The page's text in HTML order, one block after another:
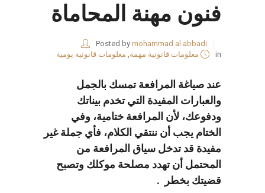
فنون مهنة المحاماة
Posted by mohammad al abbadi
in
معلومات قانونية مهمة, معلومات قانونية يومية
عند صياغة المرافعة تمسك بالجمل
والعبارات المفيدة التي تخدم بيناتك
ودفوعك، لأن المرافعة ختامية، وفي
الختام يجب أن ننتقي الكلام، فأي جملة غير
مفيدة قد تدخل سياق المرافعة من
المحتمل أن تهدد مصلحة موكلك وتصبح
قضيتك بخطر .